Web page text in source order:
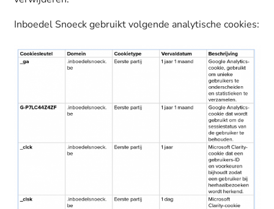
Inboedel Snoeck gebruikt volgende analytische cookies: